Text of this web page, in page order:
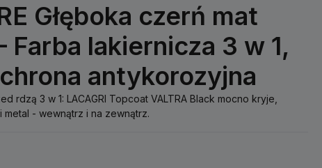
Głęboka czerń mat
Farba lakiernicza 3 w 1,
antykorozyjna
rdzą 3 w 1: LACAGRI Topcoat VALTRA Black mocno kryje,
- wewnątrz i na zewnątrz.